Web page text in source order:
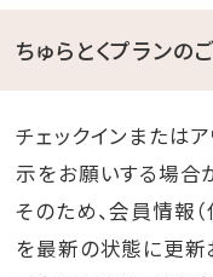
ちゅらとくプランの
チェックインまたは
示をお願いする場合
そのため、会員情報（
を最新の状態に更新